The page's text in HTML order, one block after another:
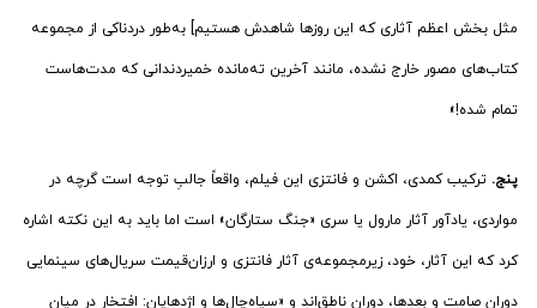
مثل بخش اعظم آثاری که این روزها شاهدش هستیم] به‌طور دردناکی از مجموعه
کتاب‌های مصور خارج نشده، مانند آخرین ته‌مانده خمیردندانی که مدت‌هاست
تمام شده!»
پنج. ترکیب کمدی، اکشن و فانتزی این فیلم، واقعاً جالبِ توجه است گرچه در
مواردی، یادآور آثار مارول یا سری «جنگ ستارگان» است اما باید به این نکته اشاره
کرد که این آثار، خود، زیرمجموعه‌ی آثار فانتزی و ارزان‌قیمت سریال‌های سینمایی
دورانِ صامت و بعدها، دوران ناطق‌اند و «سیاه‌‌چال‌‌ها و اژدهایان: افتخار در میان